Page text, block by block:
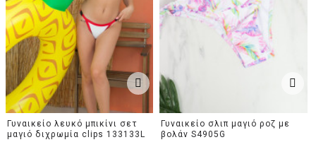
Γυναικείο λευκό μπικίνι σετ
μαγιό διχρωμία clips 133133L
Γυναικείο σλιπ μαγιό ροζ με
βολάν S4905G